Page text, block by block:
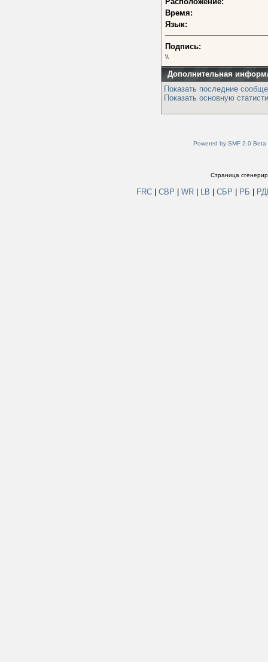
Время:
Язык:
Подпись:
\\
Дополнительная
Показать последние
Показать основную
Powered by SMF 2.0 Beta
Страница
FRC СВР WR LB СБР РБ